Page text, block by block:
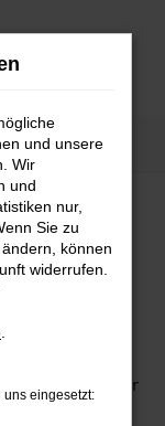
IM
wissen nicht nur
und
und unsere
Wir
und
nur,
Sie zu
können
widerrufen.
uns eingesetzt: